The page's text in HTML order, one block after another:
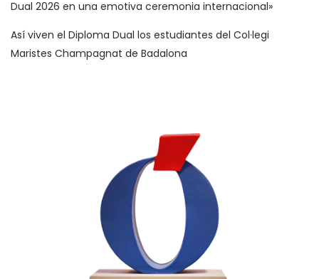
Dual 2026 en una emotiva ceremonia internacional»
Así viven el Diploma Dual los estudiantes del Col·legi
Maristes Champagnat de Badalona